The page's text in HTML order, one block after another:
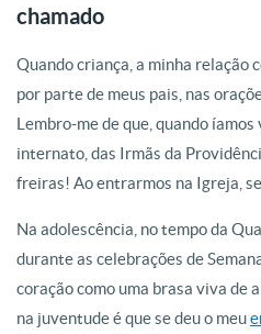
chamado
Quando criança, a minha relação
por parte de meus pais, nas
Lembro-me de que, quando
internato, das Irmãs da
freiras! Ao entrarmos na Igreja,
Na adolescência, no tempo da
durante as celebrações de
coração como uma brasa viva de
na juventude é que se deu o meu